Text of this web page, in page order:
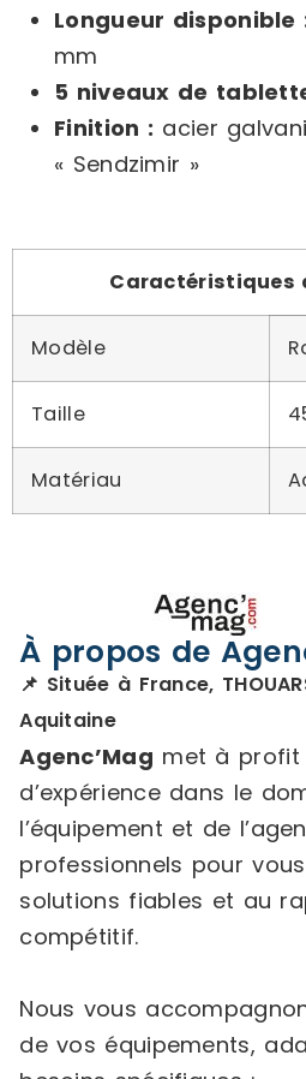
Longueur disponible
mm
5 niveaux de
Finition : acier
« Sendzimir »
Caractéristiques
Modèle
Taille
Matériau
À propos de
📌 Située à France,
Aquitaine
Agenc’Mag met à profit
d’expérience dans le
l’équipement et de
professionnels pour
solutions fiables et au
compétitif.
Nous vous
de vos équipements,